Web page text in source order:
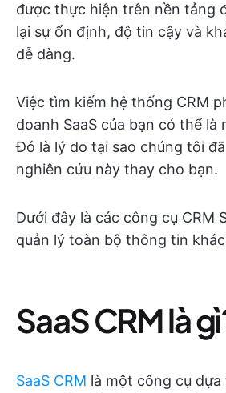
được thực hiện trên nền tảng
lại sự ổn định, độ tin cậy và
dễ dàng.
Việc tìm kiếm hệ thống CRM
doanh SaaS của bạn có thể
Đó là lý do tại sao chúng tôi
nghiên cứu này thay cho bạn.
Dưới đây là các công cụ CRM
quản lý toàn bộ thông tin
SaaS CRM là
SaaS CRM là một công cụ